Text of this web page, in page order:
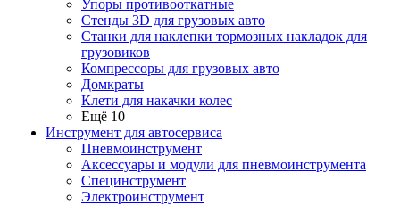
Упоры противооткатные
Стенды 3D для грузовых авто
Станки для наклепки тормозных накладок для
грузовиков
Компрессоры для грузовых авто
Домкраты
Клети для накачки колес
Ещё 10
Инструмент для автосервиса
Пневмоинструмент
Аксессуары и модули для пневмоинструмента
Специнструмент
Электроинструмент